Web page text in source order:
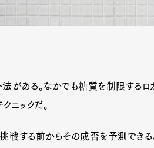
がある。なかでも糖質を制限するロ
ニックだ。
戦する前からその成否を予測できる